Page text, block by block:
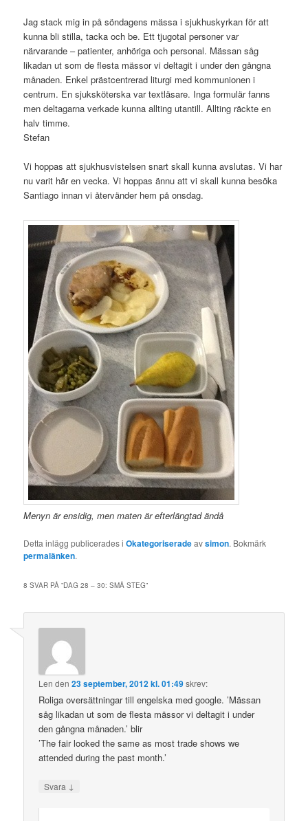
Jag stack mig in på söndagens mässa i sjukhuskyrkan för att
kunna bli stilla, tacka och be. Ett tjugotal personer var
närvarande – patienter, anhöriga och personal. Mässan såg
likadan ut som de flesta mässor vi deltagit i under den gångna
månaden. Enkel prästcentrerad liturgi med kommunionen i
centrum. En sjuksköterska var textläsare. Inga formulär fanns
men deltagarna verkade kunna allting utantill. Allting räckte en
halv timme.
Stefan
Vi hoppas att sjukhusvistelsen snart skall kunna avslutas. Vi har
nu varit här en vecka. Vi hoppas ännu att vi skall kunna besöka
Santiago innan vi återvänder hem på onsdag.
Menyn är ensidig, men maten är efterlängtad ändå
Detta inlägg publicerades iOkategoriseradeavsimon. Bokmärk
permalänken.
8 SVAR PÅ ”DAG 28 – 30: SMÅ STEG”
Len den23 september, 2012 kl. 01:49skrev:
Roliga oversättningar till engelska med google. ’Mässan
såg likadan ut som de flesta mässor vi deltagit i under
den gångna månaden.’ blir
’The fair looked the same as most trade shows we
attended during the past month.’
Svara ↓